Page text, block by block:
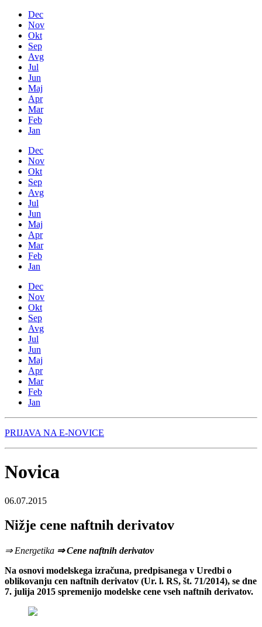
Dec
Nov
Okt
Sep
Avg
Jul
Jun
Maj
Apr
Mar
Feb
Jan
Dec
Nov
Okt
Sep
Avg
Jul
Jun
Maj
Apr
Mar
Feb
Jan
Dec
Nov
Okt
Sep
Avg
Jul
Jun
Maj
Apr
Mar
Feb
Jan
PRIJAVA NA E-NOVICE
Novica
06.07.2015
Nižje cene naftnih derivatov
⇒ Energetika ⇒ Cene naftnih derivatov
Na osnovi modelskega izračuna, predpisanega v Uredbi o
oblikovanju cen naftnih derivatov (Ur. l. RS, št. 71/2014), se dne
7. julija 2015 spremenijo modelske cene vseh naftnih derivatov.